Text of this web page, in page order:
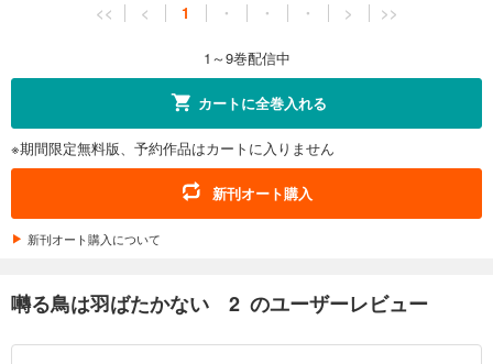
<< < 1 ・ ・ ・ > >>
1～9巻配信中
カートに全巻入れる
※期間限定無料版、予約作品はカートに入りません
新刊オート購入
新刊オート購入について
囀る鳥は羽ばたかない 2 のユーザーレビュー